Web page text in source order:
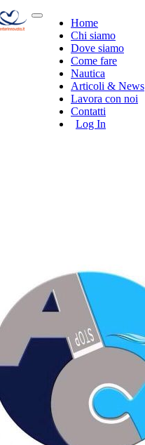
Home
Chi siamo
Dove siamo
Come fare
Nautica
Articoli & News
Lavora con noi
Contatti
Log In